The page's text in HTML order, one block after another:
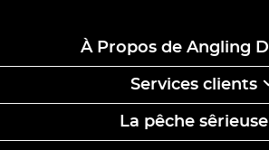
À Propos de Angling
Services clients
La pêche sêrieuse